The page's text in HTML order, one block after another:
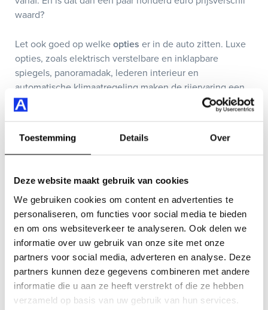
Toestemming Details Over
Deze website maakt gebruik van cookies
We gebruiken cookies om content en advertenties te
personaliseren, om functies voor social media te bieden
en om ons websiteverkeer te analyseren. Ook delen we
informatie over uw gebruik van onze site met onze
partners voor social media, adverteren en analyse. Deze
partners kunnen deze gegevens combineren met andere
informatie die u aan ze heeft verstrekt of die ze hebben
verzameld op basis van uw gebruik van hun services.
waard?
Let ook goed op welke opties er in de auto zitten. Luxe
opties, zoals elektrisch verstelbare en inklapbare
spiegels, panoramadak, lederen interieur en
automatische klimaatregeling maken de rijervaring een
stuk aangenamer. Intelligente verlichting en
elektronische veiligheidsopties bieden weer meer
occasion met die opties weer op een andere manier tot
een verstandige keuze.
Tot slot koop je niet alleen de auto, je koopt ook een
stukje toekomst met de auto. Kijk naast de prijs dus ook
goed welkegaranties en zekerhedenbij de aanschaf van
de occasion zijn inbegrepen. Bij Auto Smeeing bieden
we bijvoorbeeld de garantie dat je met een mankement
je auto bij een lokale garage mag brengen en wij betalen
de factuur! Lees hier alles over de zekerheden als je een
auto bij ons koopt en onze unieke Dichtbij
Garantieservice.